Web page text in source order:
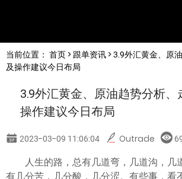
English
简体中文
한글
当前位置： 首页> 跟单资讯> 3.9外汇黄金、原
及操作建议今日布局
3.9外汇黄金、原油趋势分析、
操作建议今日布局
2023-03-09 11:06:04 Outrade
人生的路，总有几道弯，几道沟，几
有几分苦，几分酸，几分涩。有些事，看